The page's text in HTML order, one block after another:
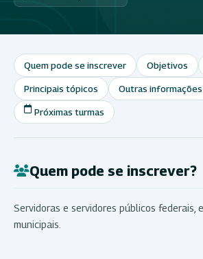
Quem pode se inscrever Objetivos
Principais tópicos Outras informações
Próximas turmas
Quem pode se inscrever?
Servidoras e servidores públicos federais,
municipais.